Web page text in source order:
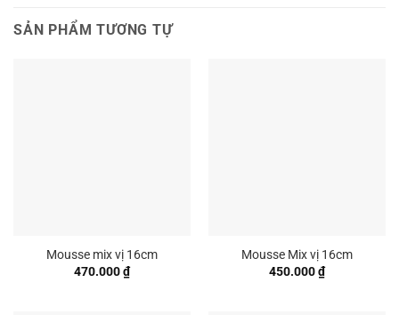
SẢN PHẨM TƯƠNG TỰ
Mousse mix vị 16cm
470.000₫
Mousse Mix vị 16cm
450.000₫